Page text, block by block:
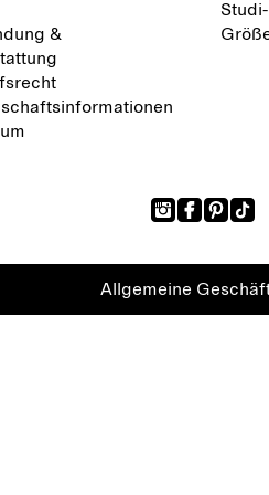
&
Allgemeine